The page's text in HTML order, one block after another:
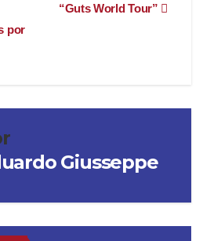
“Guts World Tour”
por
Giusseppe